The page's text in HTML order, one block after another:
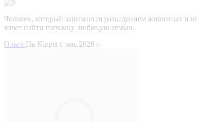
Человек, который занимается разведением животных или
хочет найти питомцу любящую семью.
Ольга На Kinpet c мая 2026 г.